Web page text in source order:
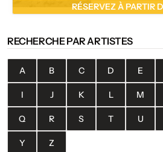
RÉSERVEZ À PARTIR
RECHERCHE PAR ARTISTES
A B C D E
I J K L M
Q R S T U
Y Z